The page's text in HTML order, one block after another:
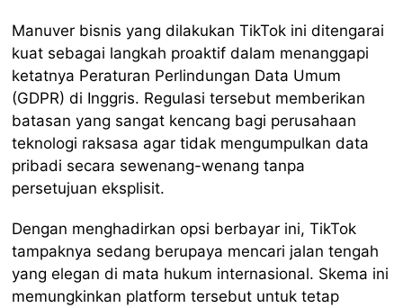
Manuver bisnis yang dilakukan TikTok ini ditengarai
kuat sebagai langkah proaktif dalam menanggapi
ketatnya Peraturan Perlindungan Data Umum
(GDPR) di Inggris. Regulasi tersebut memberikan
batasan yang sangat kencang bagi perusahaan
teknologi raksasa agar tidak mengumpulkan data
pribadi secara sewenang-wenang tanpa
persetujuan eksplisit.
Dengan menghadirkan opsi berbayar ini, TikTok
tampaknya sedang berupaya mencari jalan tengah
yang elegan di mata hukum internasional. Skema ini
memungkinkan platform tersebut untuk tetap